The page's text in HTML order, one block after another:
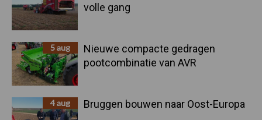
volle gang
5 aug
Nieuwe compacte gedragen
pootcombinatie van AVR
4 aug Bruggen bouwen naar Oost-Europa